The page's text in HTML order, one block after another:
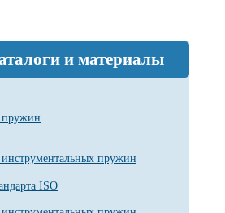
и материалы
пружин
инструментальных пружин
ISO